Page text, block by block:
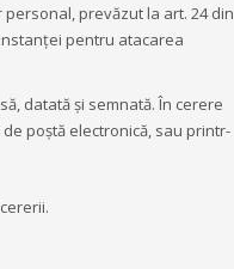
prevăzut la art. 24 din
pentru atacarea
datată și semnată. În cerere
poștă electronică, sau printr-